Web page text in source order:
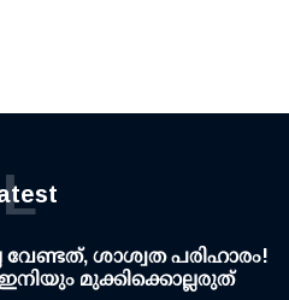
L
ശാശ്വത പരിഹാരം!
ഇനിയും മുക്കിക്കൊല്ലരുത്